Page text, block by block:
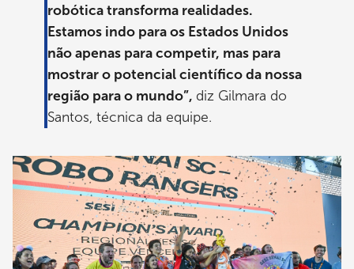
robótica transforma realidades.
Estamos indo para os Estados Unidos
não apenas para competir, mas para
mostrar o potencial científico da nossa
região para o mundo”, diz Gilmara do
Santos, técnica da equipe.
Imagem